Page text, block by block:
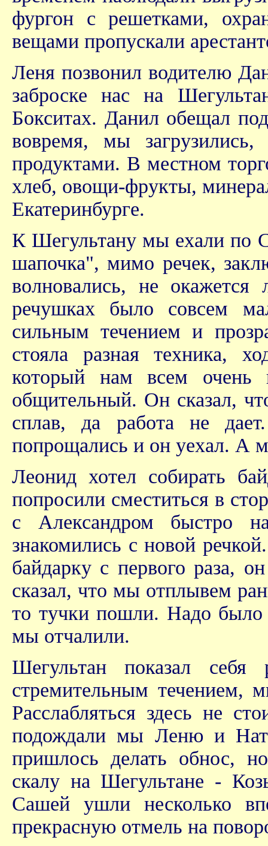
фургон с решетками,
вещами пропускали
Леня позвонил водителю
заброске нас на
Бокситах. Данил обещал
вовремя, мы
продуктами. В местном
хлеб, овощи-фрукты,
Екатеринбурге.
К Шегультану мы ехали по
шапочка", мимо речек,
волновались, не
речушках было совсем
сильным течением и
стояла разная техника,
который нам всем очень
общительный. Он сказал,
сплав, да работа не
попрощались и он уехал. А
Леонид хотел собирать
попросили сместиться в
с Александром быстро
знакомились с новой
байдарку с первого раза,
сказал, что мы отплывем
то тучки пошли. Надо
мы отчалили.
Шегультан показал
стремительным течением,
Расслабляться здесь не
подождали мы Леню и
пришлось делать обнос,
скалу на Шегультане -
Сашей ушли несколько
прекрасную отмель на